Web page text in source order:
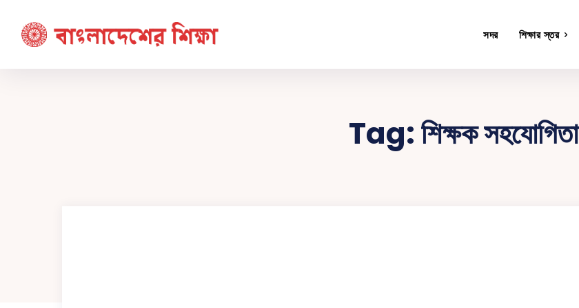
সদর শিক্ষার স্তর
Tag:শিক্ষক সহযোগিতা